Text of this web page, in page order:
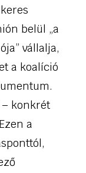
belül „a
vállalja,
a koalíció
– konkrét
a